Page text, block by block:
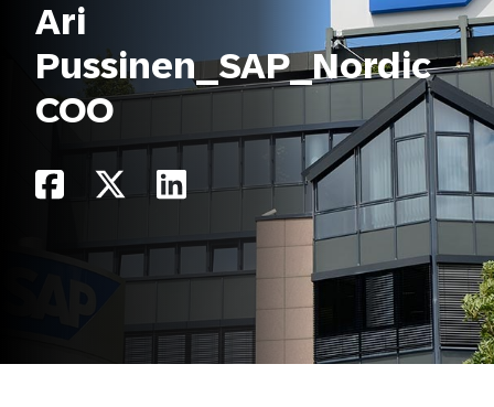
Ari
Pussinen_SAP_Nordic
COO